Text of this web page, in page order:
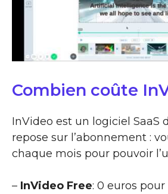
Combien coûte
InVideo est un logiciel SaaS
repose sur l’abonnement :
chaque mois pour pouvoir
– InVideo Free: 0 euros